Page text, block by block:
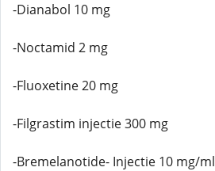
-Dianabol 10 mg
-Noctamid 2 mg
-Fluoxetine 20 mg
-Filgrastim injectie 300 mg
-Bremelanotide- Injectie 10 mg/ml